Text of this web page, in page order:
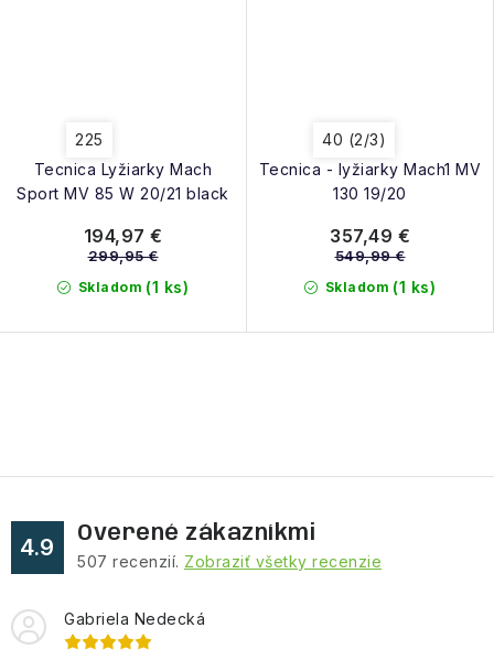
Tecnica Lyžiarky Mach
Sport MV 85 W 20/21 black
225
Skladom (1 ks)
194,97 €
299,95 €
Tecnica - lyžiarky Mach1 MV
130 19/20
40 (2/3)
Skladom (1 ks)
357,49 €
549,99 €
á
a
c
e
4.9
Overené zákazníkmi
507 recenzií. Zobraziť všetky recenzie
Gabriela Nedecká